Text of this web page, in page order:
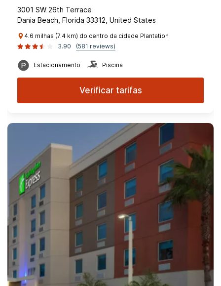
3001 SW 26th Terrace
Dania Beach, Florida 33312, United States
4.6 milhas (7.4 km) do centro da cidade Plantation
3.90
(581 reviews)
Estacionamento Piscina
Verificar tarifas